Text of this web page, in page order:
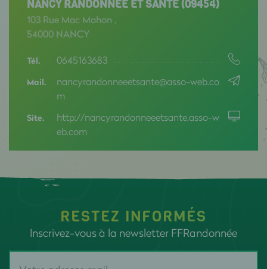
NANCY RANDONNEE ET SANTE (09454)
103 Rue Mac Mahon ,
54000 NANCY
Tél. 0645163683
Mail.
nancyrandonneeetsante@asso-web.co
m
Site.
http://nancyrandonneeetsante.asso-w
eb.com
RESTEZ INFORMÉS
Inscrivez-vous à la newsletter FFRandonnée